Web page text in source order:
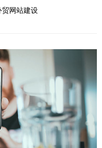
网站建设